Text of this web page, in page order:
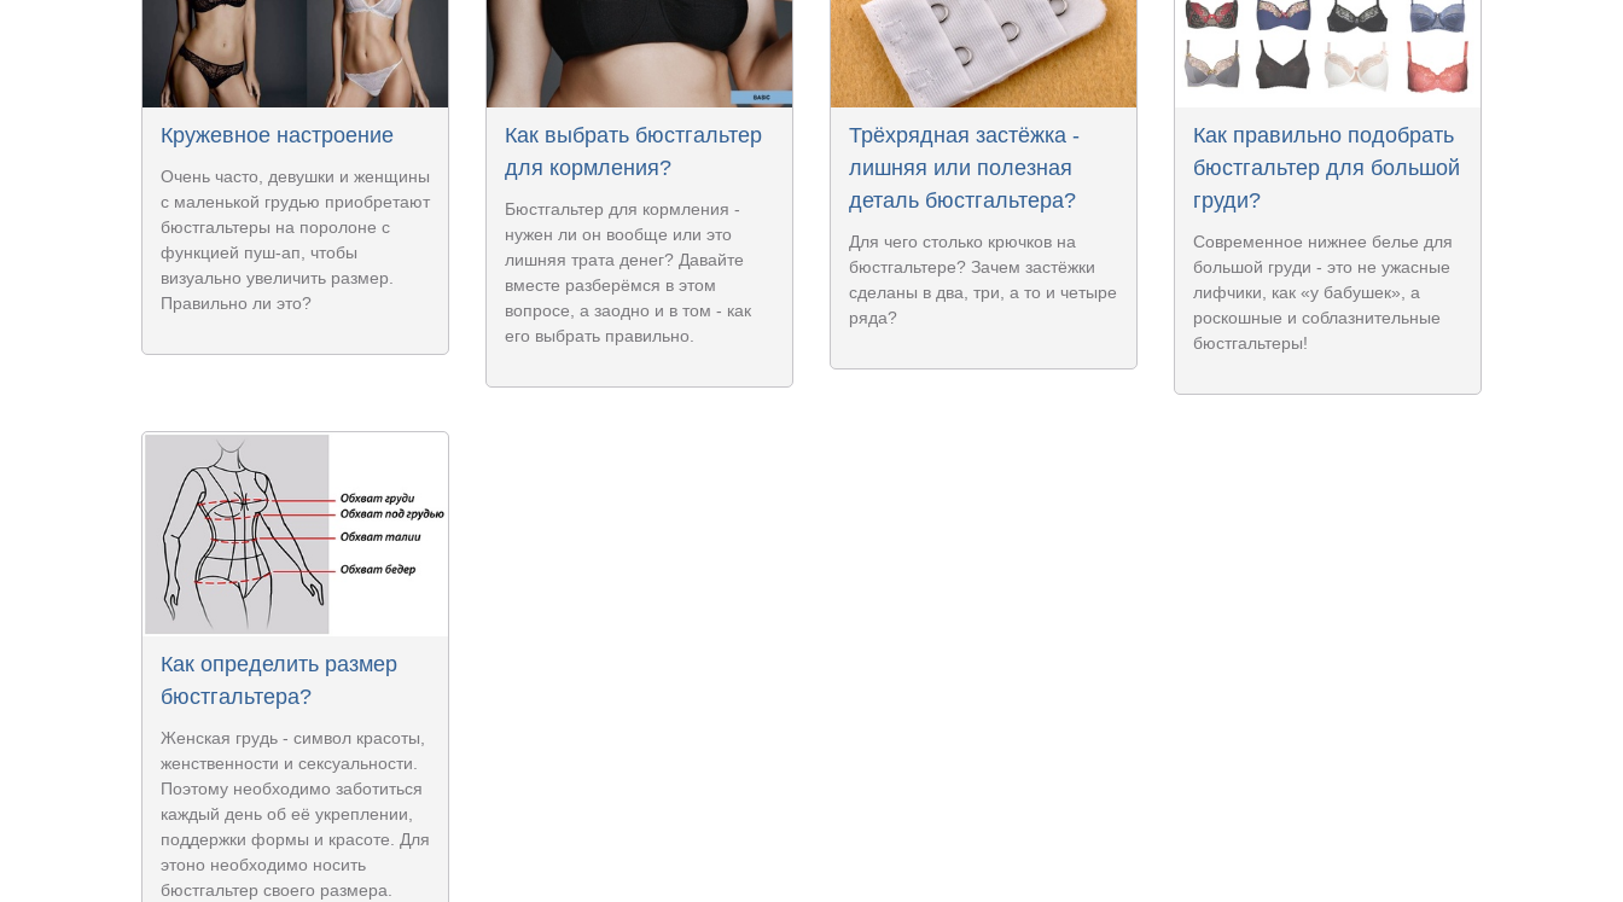
Кружевное настроение
Очень часто, девушки и женщины
с маленькой грудью приобретают
бюстгальтеры на поролоне с
функцией пуш-ап, чтобы
визуально увеличить размер.
Правильно ли это?
Как выбрать бюстгальтер
для кормления?
Бюстгальтер для кормления -
нужен ли он вообще или это
лишняя трата денег? Давайте
вместе разберёмся в этом
вопросе, а заодно и в том - как
его выбрать правильно.
Трёхрядная застёжка -
лишняя или полезная
деталь бюстгальтера?
Для чего столько крючков на
бюстгальтере? Зачем застёжки
сделаны в два, три, а то и четыре
ряда?
Как правильно подобрать
бюстгальтер для большой
груди?
Современное нижнее белье для
большой груди - это не ужасные
лифчики, как «у бабушек», а
роскошные и соблазнительные
бюстгальтеры!
Как определить размер
бюстгальтера?
Женская грудь - символ красоты,
женственности и сексуальности.
Поэтому необходимо заботиться
каждый день об её укреплении,
поддержки формы и красоте. Для
этоно необходимо носить
бюстгальтер своего размера.